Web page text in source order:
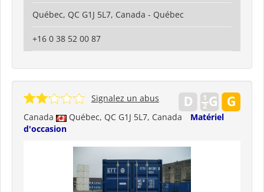
Québec, QC G1J 5L7, Canada - Québec
+16 0 38 52 00 87
Canada Québec, QC G1J 5L7, Canada
Matériel
d'occasion
Signalez un abus